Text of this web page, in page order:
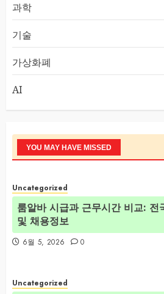
과학
기술
가상화폐
AI
YOU MAY HAVE MISSED
Uncategorized
룸알바 시급과 근무시간 비교: 전
및 채용정보
6월 5, 2026 0
Uncategorized